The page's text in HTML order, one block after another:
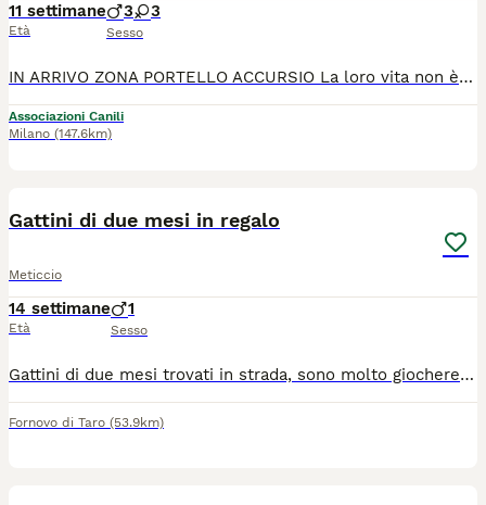
11 settimane
Età
3 3
Sesso
IN ARRIVO ZONA PORTELLO ACCURSIO La loro vita non è iniziata nel migliore dei modi, ma adesso sono tutti salvi. Dai 2 mesetti ai 3 mesetti, hanno bisogno di una famiglia che dia loro una casa in sicurezza e tanto amore. Negativi malattie infettive, in buona salute adesso. Verranno affidati sverminati e vaccinati. Sterilizzazione obbligatoria. 3288176356
Associazioni Canili
Milano (147.6km)
Gattini di due mesi in regalo
Meticcio
14 settimane
Età
1
Sesso
Gattini di due mesi trovati in strada, sono molto giocherelloni e affettuosi. Abituati a fare bisogni nella lettiera. Si cedono a soli amanti degli animali e a veramente interessati, no perditempo.
Fornovo di Taro (53.9km)